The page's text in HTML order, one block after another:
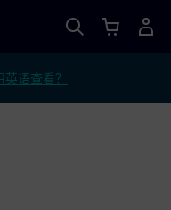
英语查看？